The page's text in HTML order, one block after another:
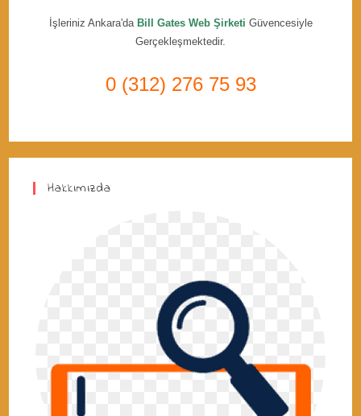
İşleriniz Ankara'da Bill Gates Web Şirketi Güvencesiyle
Gerçekleşmektedir.
0 (312) 276 75 93
Hakkımızda